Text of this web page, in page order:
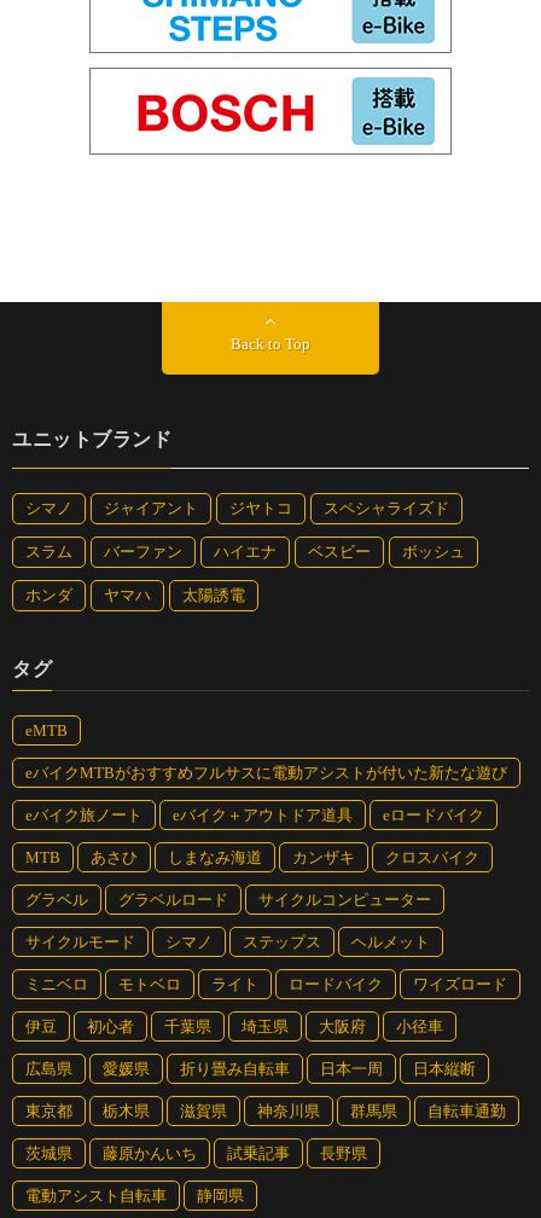
Back to Top
ユニットブランド
シマノ ジャイアント ジヤトコ スペシャライズド
スラム バーファン ハイエナ ベスビー ボッシュ
ホンダ ヤマハ 太陽誘電
タグ
eMTB
eバイクMTBがおすすめフルサスに電動アシストが付いた新たな遊び
eバイク旅ノート eバイク＋アウトドア道具 eロードバイク
MTB あさひ しまなみ海道 カンザキ クロスバイク
グラベル グラベルロード サイクルコンピューター
サイクルモード シマノ ステップス ヘルメット
ミニベロ モトベロ ライト ロードバイク ワイズロード
伊豆 初心者 千葉県 埼玉県 大阪府 小径車
広島県 愛媛県 折り畳み自転車 日本一周 日本縦断
東京都 栃木県 滋賀県 神奈川県 群馬県 自転車通勤
茨城県 藤原かんいち 試乗記事 長野県
電動アシスト自転車 静岡県